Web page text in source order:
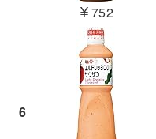
￥752
6